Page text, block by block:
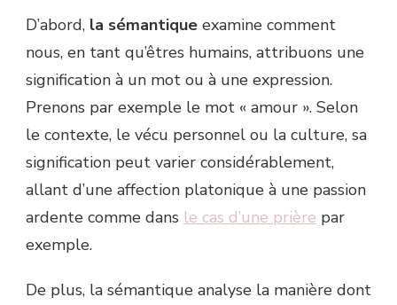
D’abord, la sémantique examine comment
nous, en tant qu’êtres humains, attribuons une
signification à un mot ou à une expression.
Prenons par exemple le mot « amour ». Selon
le contexte, le vécu personnel ou la culture, sa
signification peut varier considérablement,
allant d’une affection platonique à une passion
ardente comme dans le cas d’une prière par
exemple.
De plus, la sémantique analyse la manière dont